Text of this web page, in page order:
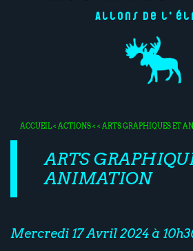
Allons de
ACCUEIL<ACTIONS< < ARTS GRAPHIQUES ET
ARTS
ANIMATION
Mercredi 17 Avril 2024 à